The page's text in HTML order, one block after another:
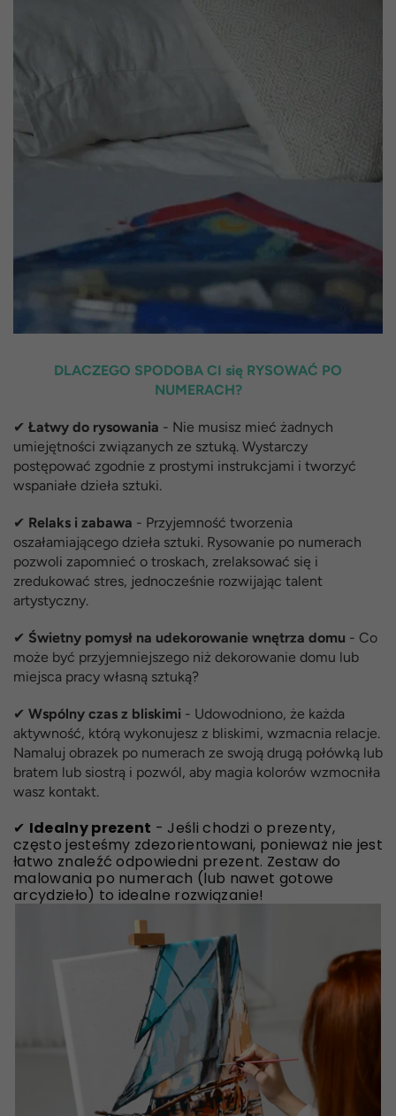
DLACZEGO SPODOBA CI się RYSOWAĆ PO
NUMERACH?
✔ Łatwy do rysowania - Nie musisz mieć żadnych
umiejętności związanych ze sztuką. Wystarczy
postępować zgodnie z prostymi instrukcjami i tworzyć
wspaniałe dzieła sztuki.
✔ Relaks i zabawa - Przyjemność tworzenia
oszałamiającego dzieła sztuki. Rysowanie po numerach
pozwoli zapomnieć o troskach, zrelaksować się i
zredukować stres, jednocześnie rozwijając talent
artystyczny.
✔ Świetny pomysł na udekorowanie wnętrza domu - Co
może być przyjemniejszego niż dekorowanie domu lub
miejsca pracy własną sztuką?
✔ Wspólny czas z bliskimi - Udowodniono, że każda
aktywność, którą wykonujesz z bliskimi, wzmacnia relacje.
Namaluj obrazek po numerach ze swoją drugą połówką lub
bratem lub siostrą i pozwól, aby magia kolorów wzmocniła
wasz kontakt.
✔ Idealny prezent - Jeśli chodzi o prezenty,
często jesteśmy zdezorientowani, ponieważ nie jest
łatwo znaleźć odpowiedni prezent. Zestaw do
malowania po numerach (lub nawet gotowe
arcydzieło) to idealne rozwiązanie!